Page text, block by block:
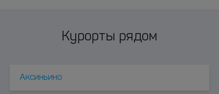
Курорты рядом
Аксиньино